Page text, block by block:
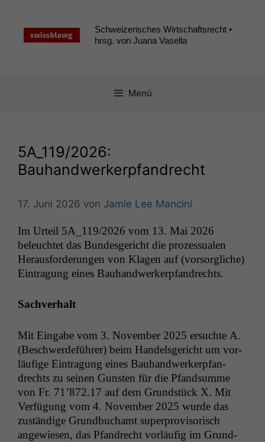
springen
Schweizerisches Wirtschaftsrecht •
hrsg. von Juana Vasella
Menü
5A_119/2026:
Bauhandwerkerpfandrecht
17. Juni 2026 von Jamie Lee Mancini
Im Urteil 5A_119/2026 vom 13. Mai 2026
beleuchtet das Bun­des­gericht die prozes­sualen
Her­aus­forderun­gen von Kla­gen auf (vor­sor­gliche)
Ein­tra­gung eines Bauhandwerkerpfandrechts.
Sachver­halt
Mit Eingabe vom 3. Novem­ber 2025 ersuchte A.
(Beschw­erde­führer) beim Han­dels­gericht um vor­
läu­fige Ein­tra­gung eines Bauhandw­erk­erp­fan­
drechts zu seinen Gun­sten für die Pfand­summe
von Fr. 71’872.17 auf dem Grund­stück X. Mit
Ver­fü­gung vom 4. Novem­ber 2025 wurde das
zuständi­ge Grund­buchamt super­pro­vi­sorisch
angewiesen, das Pfan­drecht vor­läu­fig im Grund­